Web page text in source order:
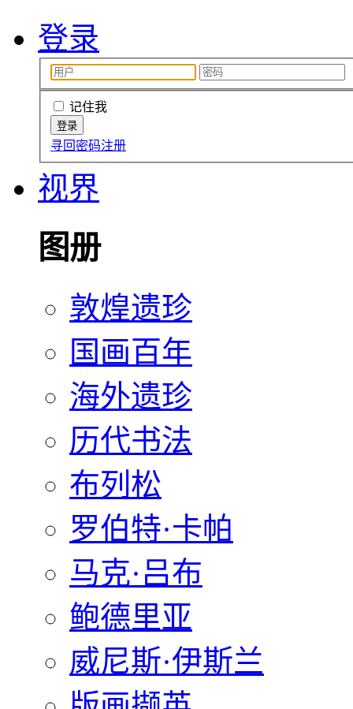
登录
记住我
寻回密码注册
视界
图册
敦煌遗珍
国画百年
海外遗珍
历代书法
布列松
罗伯特·卡帕
马克·吕布
鲍德里亚
威尼斯·伊斯兰